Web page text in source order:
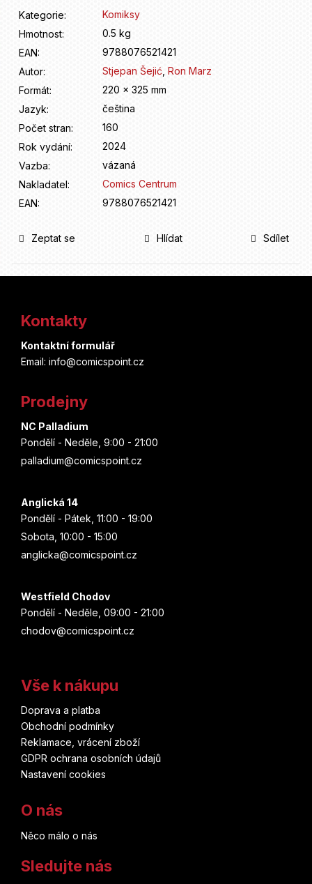
Kategorie:
Komiksy
Hmotnost:
0.5 kg
EAN:
9788076521421
Autor: Stjepan Šejić, Ron Marz
Formát:
220 x 325 mm
Jazyk:
čeština
Počet stran:
160
Rok vydání:
2024
Vazba:
vázaná
Nakladatel:
Comics Centrum
EAN: 9788076521421
Zeptat se Hlídat Sdílet
r
u
č
u
e
m
e
Kontakty
Kontaktní formulář
Email: info@comicspoint.cz
Prodejny
NC Palladium
Pondělí - Neděle, 9:00 - 21:00
palladium@comicspoint.cz
Anglická 14
Pondělí - Pátek, 11:00 - 19:00
Sobota, 10:00 - 15:00
anglicka@comicspoint.cz
Westfield Chodov
Pondělí - Neděle, 09:00 - 21:00
chodov@comicspoint.cz
Vše k nákupu
Doprava a platba
Obchodní podmínky
Reklamace, vrácení zboží
GDPR ochrana osobních údajů
Nastavení cookies
O nás
Něco málo o nás
Sledujte nás